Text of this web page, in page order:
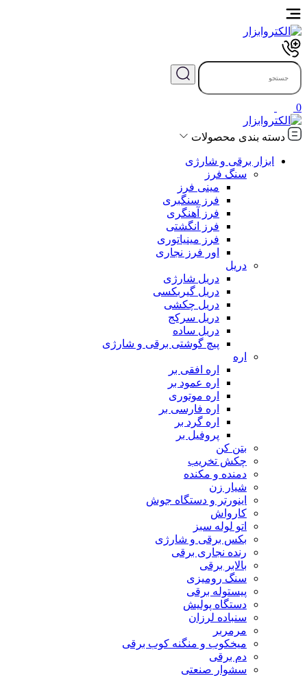
0
دسته بندی محصولات
ابزار برقی و شارژی
سنگ فرز
مینی فرز
فرز سنگبری
فرز آهنگری
فرز انگشتی
فرز مینیاتوری
اور فرز نجاری
دریل
دریل شارژی
دریل گیربکسی
دریل چکشی
دریل سرکج
دریل ساده
پیچ گوشتی برقی و شارژی
اره
اره افقی بر
اره عمود بر
اره موتوری
اره فارسی بر
اره گرد بر
پروفیل بر
بتن کن
چکش تخریب
دمنده و مکنده
شیار زن
اینورتر و دستگاه جوش
کارواش
اتو لوله سبز
بکس برقی و شارژی
رنده نجاری برقی
بالابر برقی
سنگ رومیزی
پیستوله برقی
دستگاه پولیش
سنباده لرزان
مرمربر
میخکوب و منگنه کوب برقی
دم برقی
سشوار صنعتی